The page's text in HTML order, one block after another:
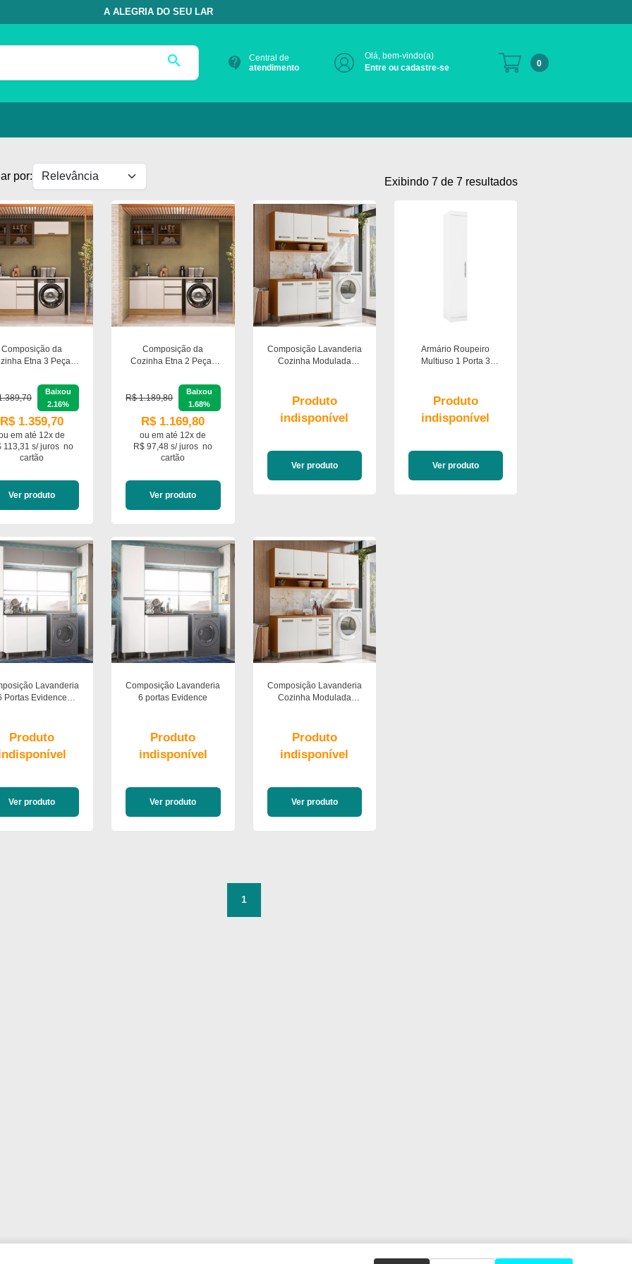
A ALEGRIA DO SEU LAR
search contact_support
Central de
atendimento
Olá, bem-vindo(a)
Entre ou cadastre-se
0
por: Exibindo 7 de 7 resultados
Composição da
Etna 3 Peças
Poliman Móveis
Baixou
2.16%
R$ 1.359,70
em até 12x de
113,31 s/ juros no
cartão
Ver produto
Composição da
Cozinha Etna 2 Peças
Armário 2 Portas
Poliman
R$ 1.189,80
Baixou
1.68%
R$ 1.169,80
ou em até 12x de
R$ 97,48 s/ juros no
cartão
Ver produto
Composição Lavanderia
Cozinha Modulada
Produto
indisponível
Ver produto
Armário Roupeiro
Multiuso 1 Porta 3
Produto
indisponível
Ver produto
Lavanderia
Portas Evidence
Produto
Ver produto
Composição Lavanderia
6 portas Evidence
Produto
indisponível
Ver produto
Composição Lavanderia
Cozinha Modulada
Produto
indisponível
Ver produto
1